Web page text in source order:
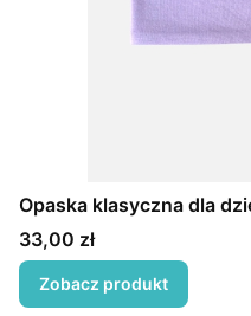
Opaska klasyczna dla
Cena
33,00 zł
Zobacz produkt